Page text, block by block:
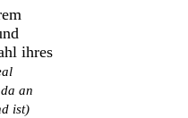
ihres
an
ist)